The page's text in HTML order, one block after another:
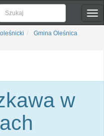
Gmina Oleśnica
w